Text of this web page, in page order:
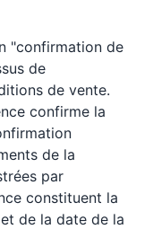
"confirmation de
de
de vente.
confirme la
de la
par
constituent la
de la date de la